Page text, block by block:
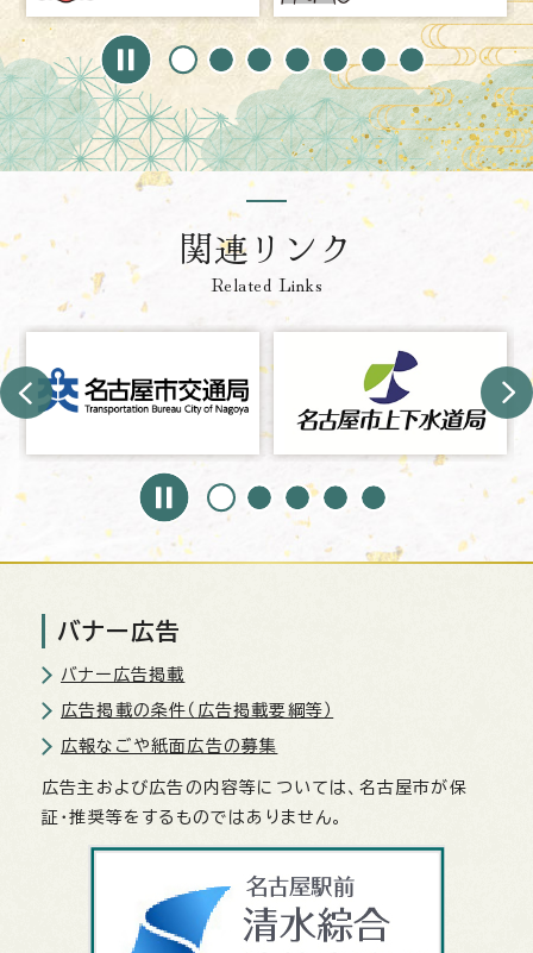
関連リンク
Related Links
バナー広告
バナー広告掲載
広告掲載の条件（広告掲載要綱等）
広報なごや紙面広告の募集
広告主および広告の内容等については、名古屋市が保
証・推奨等をするものではありません。